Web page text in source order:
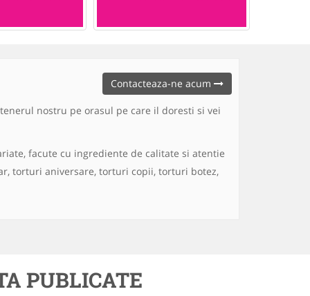
Contacteaza-ne acum
nostru pe orasul pe care il doresti si vei
facute cu ingrediente de calitate si atentie
torturi aniversare, torturi copii, torturi botez,
PUBLICATE